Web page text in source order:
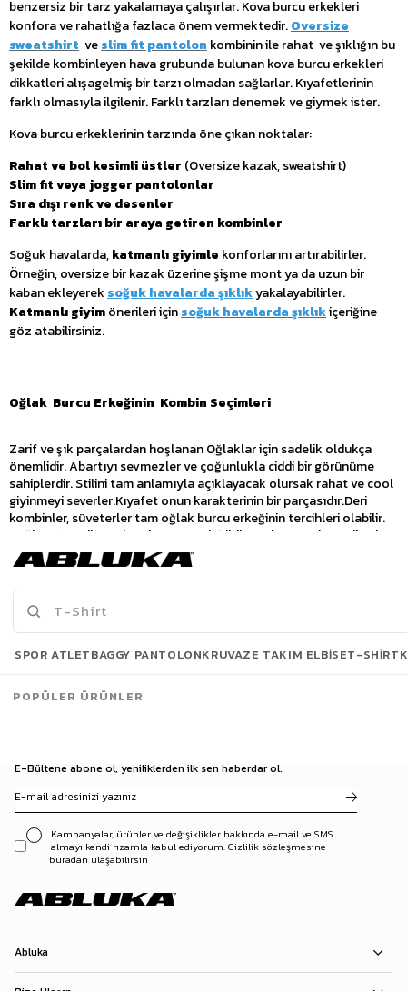
benzersiz bir tarz yakalamaya çalışırlar. Kova burcu erkekleri
konfora ve rahatlığa fazlaca önem vermektedir.Oversize
sweatshirt veslimfit pantolon kombinin ile rahat ve şıklığın bu
şekilde kombinleyen hava grubunda bulunan kova burcu erkekleri
dikkatleri alışagelmiş bir tarzı olmadan sağlarlar. Kıyafetlerinin
farklı olmasıyla ilgilenir. Farklı tarzları denemek ve giymek ister.
Kova burcu erkeklerinin tarzında öne çıkan noktalar:
Rahat ve bol kesimli üstler (Oversize kazak, sweatshirt)
Slim fit veya jogger pantolonlar
Sıra dışı renk ve desenler
Farklı tarzları bir araya getiren kombinler
Soğuk havalarda,katmanlı giyimle konforlarını artırabilirler.
Örneğin, oversize bir kazak üzerine şişme mont ya da uzun bir
kaban ekleyerek soğuk havalarda şıklıkyakalayabilirler.
Katmanlı giyimönerileri içinsoğuk havalarda şıklıkiçeriğine
göz atabilirsiniz.
Oğlak  Burcu Erkeğinin  Kombin Seçimleri
Zarif ve şık parçalardan hoşlanan Oğlaklar için sadelik oldukça
önemlidir. Abartıyı sevmezler ve çoğunlukla ciddi bir görünüme
sahiplerdir. Stilini tam anlamıyla açıklayacak olursak rahat ve cool
giyinmeyi severler.Kıyafet onun karakterinin bir parçasıdır.Deri
kombinler, süveterler tam oğlak burcu erkeğinin tercihleri olabilir.
Değişen trendler çok onlara göre değildir. Sadece yeni trendlerden
kendisine en uygun olanı seçer. Ne kadar çok sade ve klasik
giyinmeyi sevselerde spor kıyafetler de onlar için birinci tercihler
arasındadır.Ceketlervegömleklertam onluktur.Tarzına uygun
ayhakkabı ve kemerlerle tarzını tamamlar.
Kova Ve Oğlak burçlarının tercih edebileceği kombin parçalarına
www.ablukaonlineadresimizden ulaşabilirsiniz.
Etiketler:
kova-oğlak -burcu-kombin-onerileri-13-01
E-Bültene abone ol, yeniliklerden ilk sen haberdar ol.
Kampanyalar, ürünler ve değişiklikler hakkında e-mail ve SMS
almayı kendi rızamla kabul ediyorum. Gizlilik sözleşmesine
buradan ulaşabilirsin
Abluka
SPOR ATLETBAGGY PANTOLONKRUVAZE TAKIM ELBISET-SHIRT
POPÜLER ÜRÜNLER